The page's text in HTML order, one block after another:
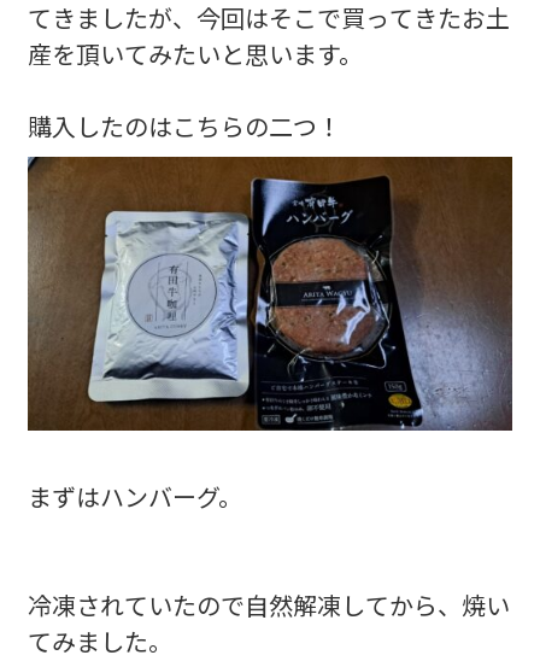
てきましたが、今回はそこで買ってきたお土
産を頂いてみたいと思います。
購入したのはこちらの二つ！
まずはハンバーグ。
冷凍されていたので自然解凍してから、焼い
てみました。